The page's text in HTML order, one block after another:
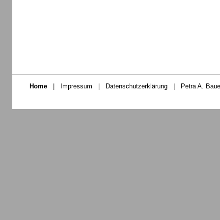
Home | Impressum | Datenschutzerklärung | Petra A.